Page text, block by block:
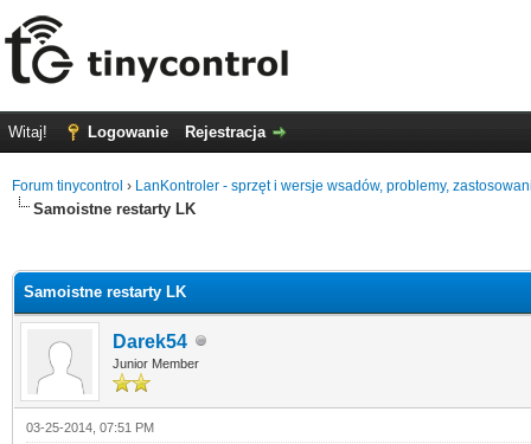
Witaj! Logowanie Rejestracja
Forum tinycontrol › LanKontroler - sprzęt i wersje wsadów, problemy,
Samoistne restarty LK
Samoistne restarty LK
Darek54
Junior Member
03-25-2014, 07:51 PM